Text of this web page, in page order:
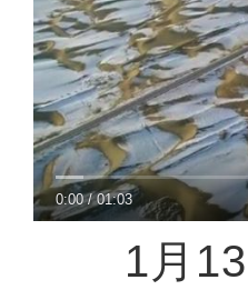
0:00/01:03
1月13
实